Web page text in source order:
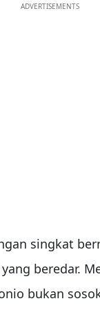
ADVERTISEMENTS
singkat
beredar.
bukan